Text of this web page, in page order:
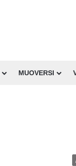
MUOVERSI